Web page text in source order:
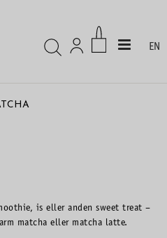
EN
is eller anden sweet treat –
matcha eller matcha latte.